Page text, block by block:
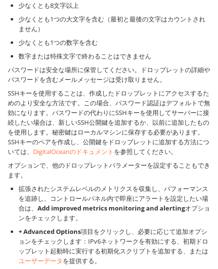
少なくとも8文字以上
少なくとも1つの大文字を含む（最初と最後の文字はカウントされ
ません）
少なくとも1つの数字を含む
数字または特殊文字で終わることはできません
パスワードは安全な場所に保管してください。ドロップレットの詳細や
パスワードを含むメールメッセージは受け取りません。
SSHキーを使用することは、作成したドロップレットにアクセスするた
めのより安全な方法です。この場合、パスワード認証はデフォルトで無
効になります。パスワードの代わりにSSHキーを使用してサーバーに接
続したい場合は、新しいSSH公開鍵を追加するか、以前に追加したもの
を使用します。秘密鍵はローカルマシンに保存する必要があります。
SSHキーのペアを作成し、公開鍵をドロップレットに追加する方法につ
いては、 DigitalOceanのドキュメント を参照してください。
オプションで、他のドロップレットパラメーターを設定することもでき
ます。
拡張されたシステムレベルのメトリクスを収集し、パフォーマンス
を追跡し、コントロールパネル内で即座にアラートを設定したい場
合は、 Add improved metrics monitoring and alertingオプショ
ンをチェックします。
+ Advanced Options項目をクリックし、必要に応じて追加オプシ
ョンをチェックします：IPv6ネットワークを有効にする、初期ドロ
ップレット起動時に実行する初期化スクリプトを追加する、または
ユーザーデータを提供する。